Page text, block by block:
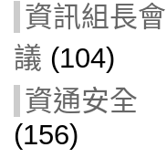
資訊組長會
議 (104)
資通安全
(156)